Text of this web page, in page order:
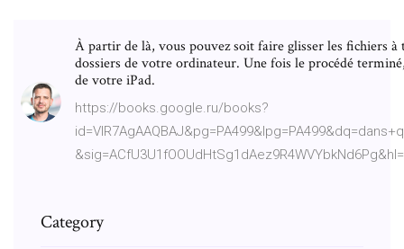
À partir de là, vous pouvez soit faire glisser les fichiers
dossiers de votre ordinateur. Une fois le procédé
de votre iPad.
https://books.google.ru/books?
Category